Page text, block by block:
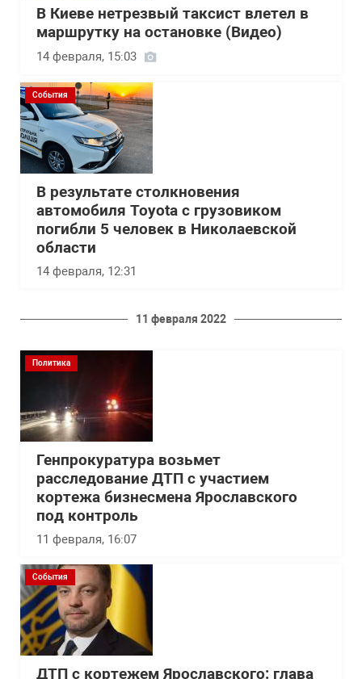
В Киеве нетрезвый таксист влетел в
маршрутку на остановке (Видео)
14 февраля, 15:03
События
В результате столкновения
автомобиля Toyota с грузовиком
погибли 5 человек в Николаевской
области
14 февраля, 12:31
11 февраля 2022
Политика
Генпрокуратура возьмет
расследование ДТП с участием
кортежа бизнесмена Ярославского
под контроль
11 февраля, 16:07
События
ДТП с кортежем Ярославского: глава